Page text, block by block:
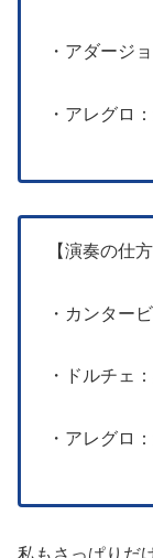
・アダージ
・アレグロ
【演奏の仕
・カンター
・ドルチェ
・アレグロ
私もさっぱりだ